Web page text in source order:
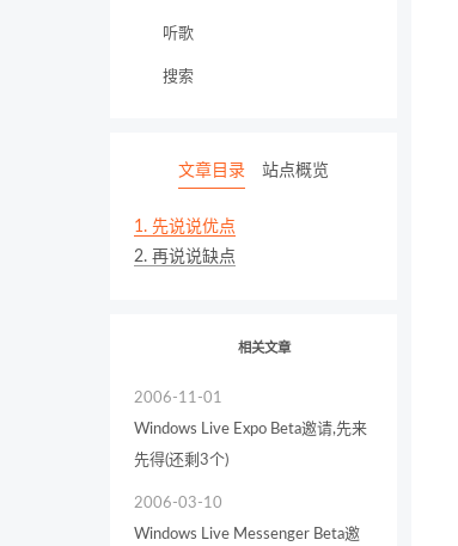
听歌
搜索
文章目录 站点概览
1. 先说说优点
2. 再说说缺点
相关文章
2006-11-01
Windows Live Expo Beta邀请,先来
先得(还剩3个)
2006-03-10
Windows Live Messenger Beta邀